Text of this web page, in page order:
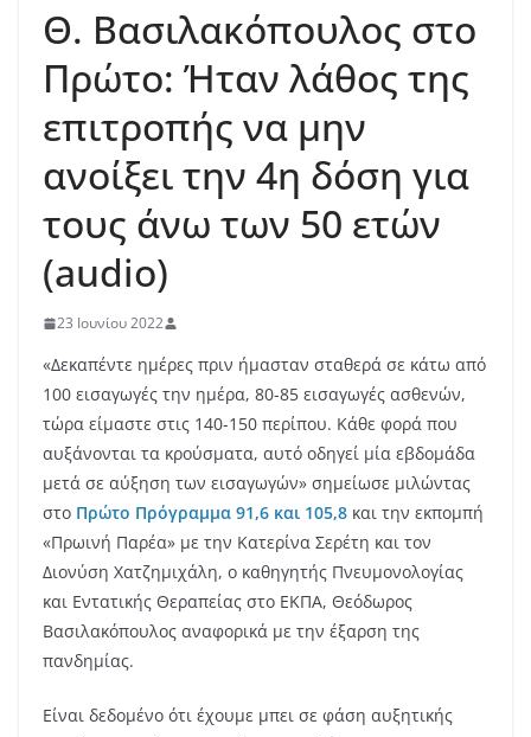
Θ. Βασιλακόπουλος στο
Πρώτο: Ήταν λάθος της
επιτροπής να μην
ανοίξει την 4η δόση για
τους άνω των 50 ετών
(audio)
23 Ιουνίου 2022
«Δεκαπέντε ημέρες πριν ήμασταν σταθερά σε κάτω από
100 εισαγωγές την ημέρα, 80-85 εισαγωγές ασθενών,
τώρα είμαστε στις 140-150 περίπου. Κάθε φορά που
αυξάνονται τα κρούσματα, αυτό οδηγεί μία εβδομάδα
μετά σε αύξηση των εισαγωγών» σημείωσε μιλώντας
στο Πρώτο Πρόγραμμα 91,6 και 105,8 και την εκπομπή
«Πρωινή Παρέα» με την Κατερίνα Σερέτη και τον
Διονύση Χατζημιχάλη, ο καθηγητής Πνευμονολογίας
και Εντατικής Θεραπείας στο ΕΚΠΑ, Θεόδωρος
Βασιλακόπουλος αναφορικά με την έξαρση της
πανδημίας.
Είναι δεδομένο ότι έχουμε μπει σε φάση αυξητικής